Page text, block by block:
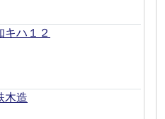
ハ１２
木造